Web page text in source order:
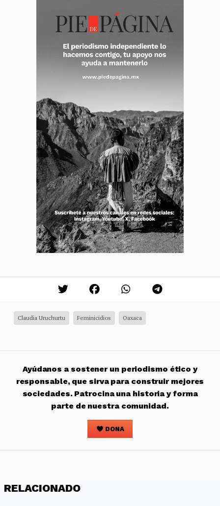
Claudia Uruchurtu Feminicidios Oaxaca
Ayúdanos a sostener un periodismo ético y
responsable, que sirva para construir mejores
sociedades. Patrocina una historia y forma
parte de nuestra comunidad.
DONA
RELACIONADO